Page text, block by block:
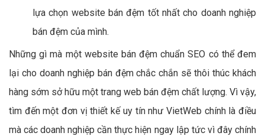
lựa chọn website bán đệm tốt nhất cho doanh nghiệp
bán đệm của mình.
Những gì mà một website bán đệm chuẩn SEO có thể đem
lại cho doanh nghiệp bán đệm chắc chắn sẽ thôi thúc khách
hàng sớm sở hữu một trang web bán đệm chất lượng. Vì vậy,
tìm đến một đơn vị thiết kế uy tín như VietWeb chính là điều
mà các doanh nghiệp cần thực hiện ngay lập tức vì đây chính